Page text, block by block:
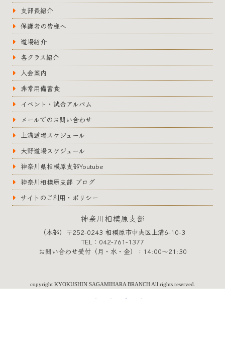
支部長紹介
保護者の皆様へ
道場紹介
各クラス紹介
入会案内
非常用備蓄食
イベント・試合アルバム
メールでのお問い合わせ
上溝道場スケジュール
大野道場スケジュール
神奈川県相模原支部Youtube
神奈川相模原支部 ブログ
サイトのご利用・ポリシー
神奈川相模原支部
（本部）〒252-0243 相模原市中央区上溝6-10-3
TEL：042-761-1377
お問い合わせ受付（月・水・金）：14:00〜21:30
copyright KYOKUSHIN SAGAMIHARA BRANCH All rights reserved.